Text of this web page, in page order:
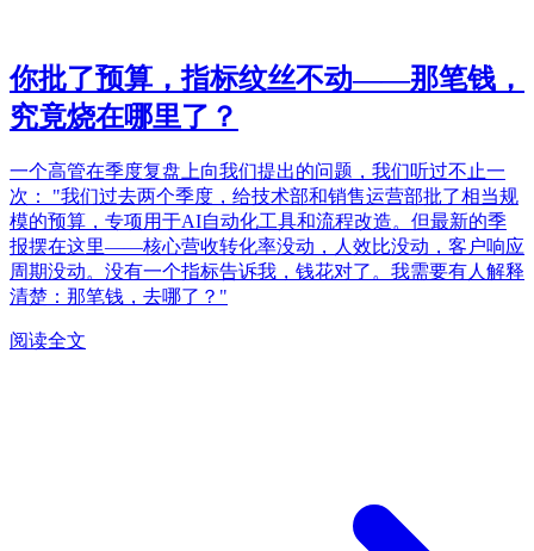
你批了预算，指标纹丝不动——那笔钱，
究竟烧在哪里了？
一个高管在季度复盘上向我们提出的问题，我们听过不止一
次： "我们过去两个季度，给技术部和销售运营部批了相当规
模的预算，专项用于AI自动化工具和流程改造。但最新的季
报摆在这里——核心营收转化率没动，人效比没动，客户响应
周期没动。没有一个指标告诉我，钱花对了。我需要有人解释
清楚：那笔钱，去哪了？"
阅读全文